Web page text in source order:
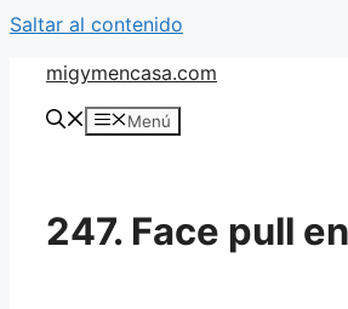
Saltar al contenido
migymencasa.com
Menú
247. Face pull